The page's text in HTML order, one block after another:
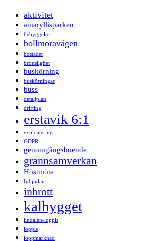
aktivitet
amaryllisparken
bebyggelse
bollmoravägen
bostäder
brottslighet
buskörning
buskörningar
buss
detaljplan
drifting
erstavik 6:1
exploatering
GDPR
genomgångsboende
grannsamverkan
Höstmöte
Inbjudan
inbrott
kalhygget
lindalen-loppis
loppis
loppmarknad